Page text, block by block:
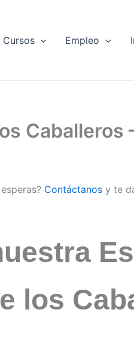
Cursos Empleo
Caballeros
Contáctanos y te
los